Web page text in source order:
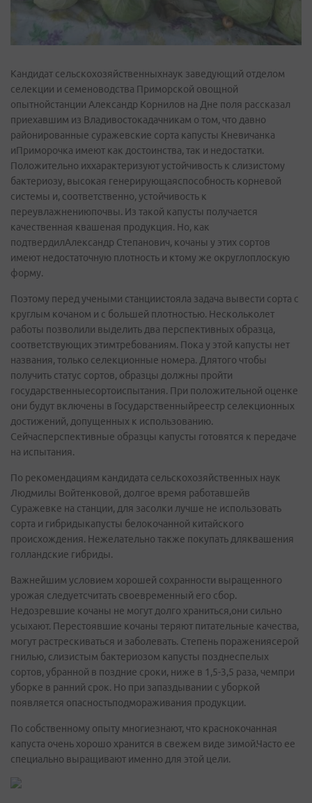
Кандидат сельскохозяйственныхнаук заведующий отделом
селекции и семеноводства Приморской овощной
опытнойстанции Александр Корнилов на Дне поля рассказал
приехавшим из Владивостокадачникам о том, что давно
районированные суражевские сорта капусты Кневичанка
иПриморочка имеют как достоинства, так и недостатки.
Положительно иххарактеризуют устойчивость к слизистому
бактериозу, высокая генерирующаяспособность корневой
системы и, соответственно, устойчивость к
переувлажнениюпочвы. Из такой капусты получается
качественная квашеная продукция. Но, как
подтвердилАлександр Степанович, кочаны у этих сортов
имеют недостаточную плотность и ктому же округло­плоскую
форму.
Поэтому перед учеными станциистояла задача вывести сорта с
круглым кочаном и с большей плотностью. Нескольколет
работы позволили выделить два перспективных образца,
соответствующих этимтребованиям. Пока у этой капусты нет
названия, только селекционные номера. Длятого чтобы
получить статус сортов, образцы должны пройти
государственныесортоиспытания. При положительной оценке
они будут включены в Государственныйреестр селекционных
достижений, допущенных к использованию.
Сейчасперспективные образцы капусты готовятся к передаче
на испытания.
По рекомендациям кандидата сельскохозяйственных наук
Людмилы Войтенковой, долгое время работавшейв
Суражевке на станции, для засолки лучше не использовать
сорта и гибридыкапусты белокочанной китайского
происхождения. Нежелательно также покупать дляквашения
голландские гибриды.
Важнейшим условием хорошей сохранности выращенного
урожая следуетсчитать своевременный его сбор.
Недозревшие кочаны не могут долго храниться,они сильно
усыхают. Перестоявшие кочаны теряют питательные качества,
могут растрескиваться и заболевать. Степень поражениясерой
гнилью, слизистым бактериозом капусты позднеспелых
сортов, убранной в поздние сроки, ниже в 1,5-­3,5 раза, чемпри
уборке в ранний срок. Но при запаздывании с уборкой
появляется опасностьподмораживания продукции.
По собственному опыту многиезнают, что краснокочанная
капуста очень хорошо хранится в свежем виде зимой.Часто ее
специально выращивают именно для этой цели.